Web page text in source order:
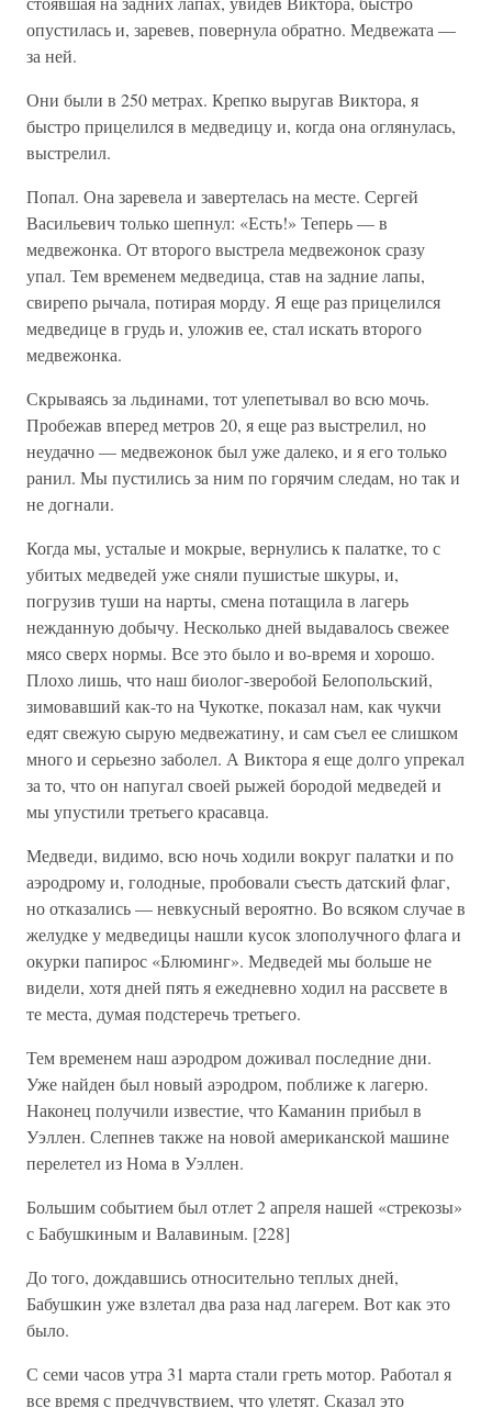
опустилась и, заревев, повернула обратно. Медвежата —
за ней.
Они были в 250 метрах. Крепко выругав Виктора, я
быстро прицелился в медведицу и, когда она оглянулась,
выстрелил.
Попал. Она заревела и завертелась на месте. Сергей
Васильевич только шепнул: «Есть!» Теперь — в
медвежонка. От второго выстрела медвежонок сразу
упал. Тем временем медведица, став на задние лапы,
свирепо рычала, потирая морду. Я еще раз прицелился
медведице в грудь и, уложив ее, стал искать второго
медвежонка.
Скрываясь за льдинами, тот улепетывал во всю мочь.
Пробежав вперед метров 20, я еще раз выстрелил, но
неудачно — медвежонок был уже далеко, и я его только
ранил. Мы пустились за ним по горячим следам, но так и
не догнали.
Когда мы, усталые и мокрые, вернулись к палатке, то с
убитых медведей уже сняли пушистые шкуры, и,
погрузив туши на нарты, смена потащила в лагерь
нежданную добычу. Несколько дней выдавалось свежее
мясо сверх нормы. Все это было и во-время и хорошо.
Плохо лишь, что наш биолог-зверобой Белопольский,
зимовавший как-то на Чукотке, показал нам, как чукчи
едят свежую сырую медвежатину, и сам съел ее слишком
много и серьезно заболел. А Виктора я еще долго упрекал
за то, что он напугал своей рыжей бородой медведей и
мы упустили третьего красавца.
Медведи, видимо, всю ночь ходили вокруг палатки и по
аэродрому и, голодные, пробовали съесть датский флаг,
но отказались — невкусный вероятно. Во всяком случае в
желудке у медведицы нашли кусок злополучного флага и
окурки папирос «Блюминг». Медведей мы больше не
видели, хотя дней пять я ежедневно ходил на рассвете в
те места, думая подстеречь третьего.
Тем временем наш аэродром доживал последние дни.
Уже найден был новый аэродром, поближе к лагерю.
Наконец получили известие, что Каманин прибыл в
Уэллен. Слепнев также на новой американской машине
перелетел из Нома в Уэллен.
Большим событием был отлет 2 апреля нашей «стрекозы»
с Бабушкиным и Валавиным. [228]
До того, дождавшись относительно теплых дней,
Бабушкин уже взлетал два раза над лагерем. Вот как это
было.
С семи часов утра 31 марта стали греть мотор. Работал я
все время с предчувствием, что улетят. Сказал это